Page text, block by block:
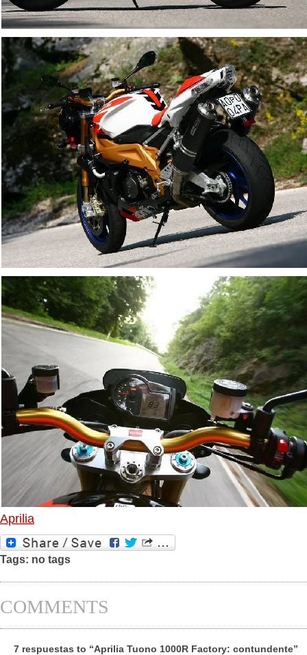
Aprilia
Tags: no tags
COMMENTS
7 respuestas to “Aprilia Tuono 1000R Factory: contundente”